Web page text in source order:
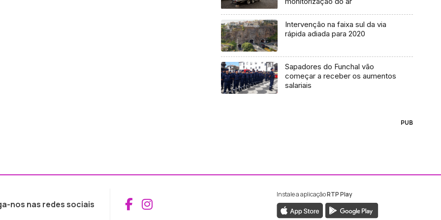
Intervenção na faixa sul da via
rápida adiada para 2020
Sapadores do Funchal vão
começar a receber os aumentos
salariais
PUB
nos nas redes sociais Aceder ao Facebook da RTP Madeira
Aceder ao Instagram da RTP Madeira
Instale a aplicaçãoRTP Play